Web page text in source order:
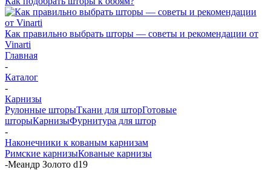
Как правильно выбрать шторы — советы и рекомендации от
Vinarti
Главная
-
Каталог
-
Карнизы
Рулонные шторыТкани для шторГотовые
шторыКарнизыФурнитура для штор
-
Наконечники к кованым карнизам
Римские карнизыКованые карнизы
-Меандр Золото d19